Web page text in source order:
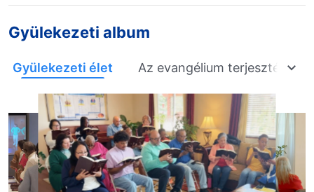
Gyülekezeti album
Gyülekezeti élet Az evangélium terjesztése